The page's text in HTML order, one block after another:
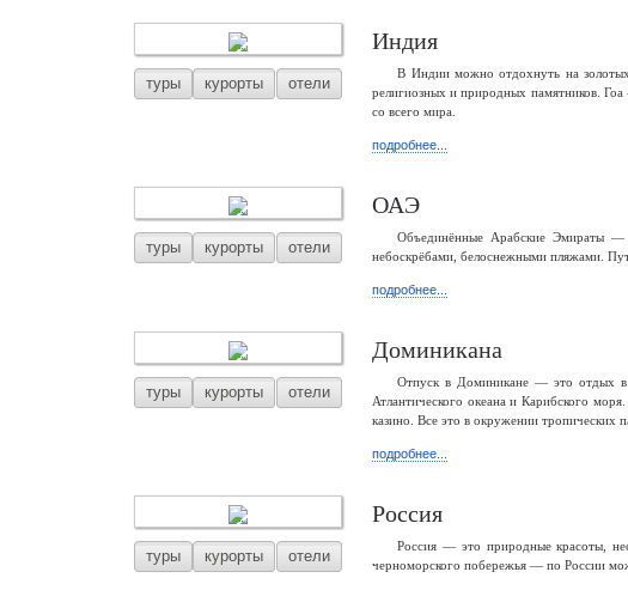
туры курорты отели
Индия
В Индии можно отдохнуть на золотых
религиозных и природных памятников.
со всего мира.
подробнее...
туры курорты отели
ОАЭ
Объединённые Арабские Эмираты —
небоскрёбами, белоснежными пляжами.
подробнее...
туры курорты отели
Доминикана
Отпуск в Доминикане — это отдых в
Атлантического океана и Карибского
казино. Все это в окружении тропических
подробнее...
туры курорты отели
Россия
Россия — это природные красоты,
черноморского побережья — по России